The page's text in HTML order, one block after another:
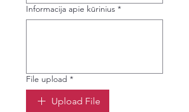
Informacija apie kūrinius *
File upload *
Upload File